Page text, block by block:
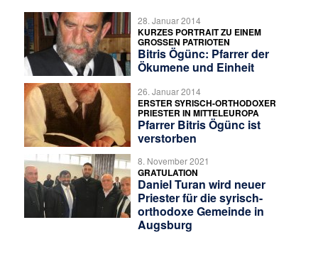
28. Januar 2014
KURZES PORTRAIT ZU EINEM
GROSSEN PATRIOTEN
Bitris Ögünc: Pfarrer der
Ökumene und Einheit
26. Januar 2014
ERSTER SYRISCH-ORTHODOXER
PRIESTER IN MITTELEUROPA
Pfarrer Bitris Ögünc ist
verstorben
8. November 2021
GRATULATION
Daniel Turan wird neuer
Priester für die syrisch-
orthodoxe Gemeinde in
Augsburg